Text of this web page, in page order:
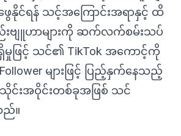
နိုင်ရန် သင့်အကြောင်းအရာနှင့် ထိ
ဗျူဟာများကို ဆက်လက်စမ်းသပ်
ရှိမှုဖြင့် သင်၏ TikTok အကောင့်ကို
များဖြင့် ပြည့်နှက်နေသည့်
းအဝိုင်းတစ်ခုအဖြစ် သင်
ည်။